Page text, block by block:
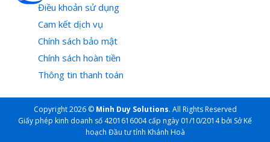
Điều khoản sử dụng
Cam kết dịch vụ
Chính sách bảo mật
Chính sách hoàn tiền
Thông tin thanh toán
Copyright 2026 © Minh Duy Solutions. All Rights Reserved
Giấy phép kinh doanh số 4201616004 cấp ngày 01/10/2014 bởi Sở Kế
hoạch Đầu tư tỉnh Khánh Hoà